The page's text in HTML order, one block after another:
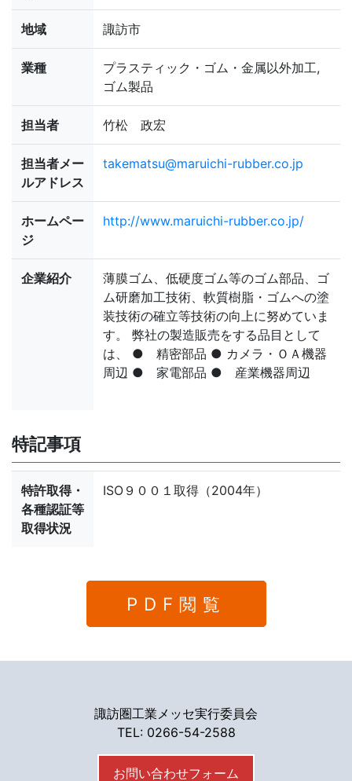
地域 諏訪市
業種
プラスティック・ゴム・金属以外加工,
ゴム製品
担当者 竹松 政宏
担当者メー
ルアドレス
takematsu@maruichi-rubber.co.jp
ホームペー
ジ
http://www.maruichi-rubber.co.jp/
企業紹介
薄膜ゴム、低硬度ゴム等のゴム部品、ゴ
ム研磨加工技術、軟質樹脂・ゴムへの塗
装技術の確立等技術の向上に努めていま
す。 弊社の製造販売をする品目として
は、 ● 精密部品 ● カメラ・ＯＡ機器
周辺 ● 家電部品 ● 産業機器周辺
特記事項
特許取得・
各種認証等
取得状況
ISO９００１取得（2004年）
PDF閲覧
諏訪圏工業メッセ実行委員会
TEL: 0266-54-2588
お問い合わせフォーム